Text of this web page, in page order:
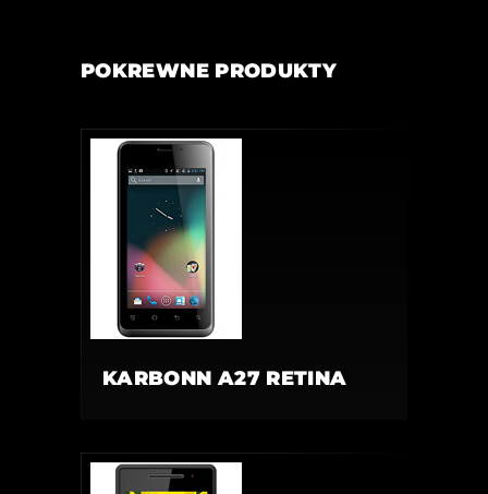
POKREWNE PRODUKTY
KARBONN A27 RETINA